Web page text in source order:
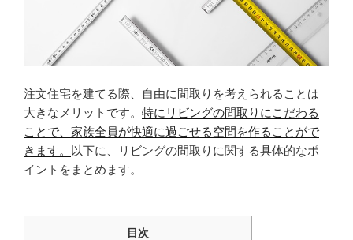
注文住宅を建てる際、自由に間取りを考えられることは
大きなメリットです。 特にリビングの間取りにこだわる
ことで、家族全員が快適に過ごせる空間を作ることがで
きます。
以下に、リビングの間取りに関する具体的なポ
イントをまとめます。
目次